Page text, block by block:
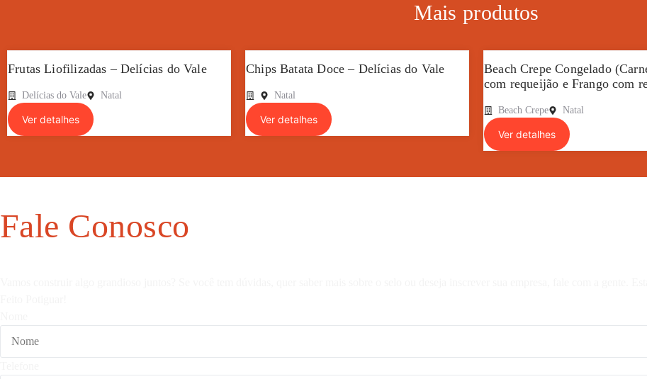
Mais produtos
Frutas Liofilizadas – Delícias do Vale
Delícias do Vale Natal
Ver detalhes
Chips Batata Doce – Delícias do Vale
Natal
Ver detalhes
Beach Crepe Congelado
com requeijão e Frango com
Beach Crepe Natal
Ver detalhes
Fale Conosco